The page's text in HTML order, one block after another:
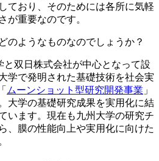
ており、そのためには各所に気軽
が重要なのです。
ようなものなのでしょうか？
と双日株式会社が中心となって設
学で発明された基礎技術を社会実
ムーンショット型研究開発事業 」
大学の基礎研究成果を実用化に結
います。現在も九州大学の研究チ
、膜の性能向上や実用化に向けた